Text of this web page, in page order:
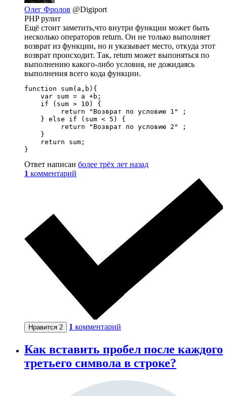
Олег Фролов @Digiport
PHP рулит
Ещё стоит заметить,что внутри функции может быть
несколько операторов return. Он не только выполняет
возврат из функции, но и указывает место, откуда этот
возврат происходит. Так, return может выпоняться по
выполнению какого-либо условия, не дожидаясь
выполнения всего кода функции.
function sum(a,b){
    var sum = a +b;
    if (sum > 10) {
         return "Возврат по условию 1" ;
    } else if (sum < 5) {
         return "Возврат по условию 2" ;
    }
    return sum;
}
Ответ написан более трёх лет назад
1 комментарий
Нравится 2 1 комментарий
Как вставить пробел после каждого
третьего символа в строке?